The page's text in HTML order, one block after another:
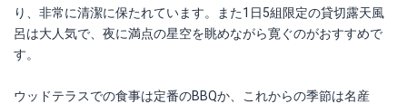
り、非常に清潔に保たれています。また1日5組限定の貸切露天風
呂は大人気で、夜に満点の星空を眺めながら寛ぐのがおすすめで
す。
ウッドテラスでの食事は定番のBBQか、これからの季節は名産